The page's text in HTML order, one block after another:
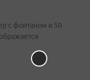
с фонтаном и 50